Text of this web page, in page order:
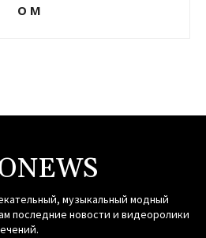
О М
музыкальный модный
последние новости и видеоролики